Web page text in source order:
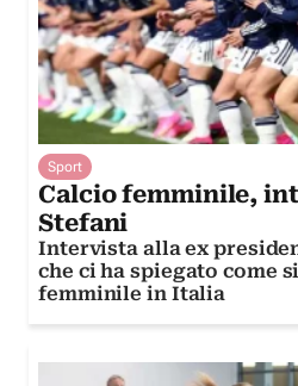
Sport
Calcio femminile,
Stefani
Intervista alla ex
che ci ha spiegato come
femminile in Italia